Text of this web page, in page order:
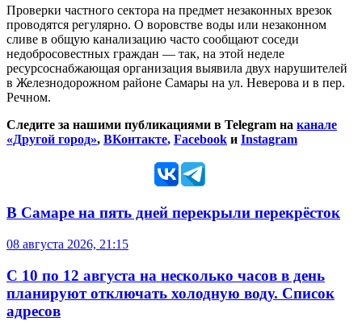
Проверки частного сектора на предмет незаконных врезок
проводятся регулярно. О воровстве воды или незаконном
сливе в общую канализацию часто сообщают соседи
недобросовестных граждан — так, на этой неделе
ресурсоснабжающая организация выявила двух нарушителей
в Железнодорожном районе Самары на ул. Неверова и в пер.
Речном.
Следите за нашими публикациями в Telegram на канале
«Другой город», ВКонтакте, Facebook и Instagram
В Самаре на пять дней перекрыли перекрёсток
08 августа 2026, 21:15
С 10 по 12 августа на несколько часов в день
планируют отключать холодную воду. Список
адресов